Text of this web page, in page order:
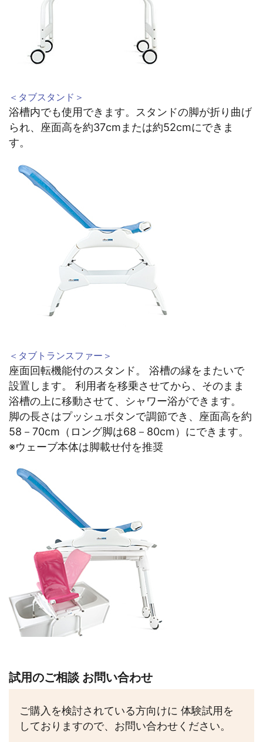
＜タブスタンド＞
浴槽内でも使用できます。スタンドの脚が折り曲げ
られ、座面高を約37cmまたは約52cmにできま
す。
＜タブトランスファー＞
座面回転機能付のスタンド。 浴槽の縁をまたいで
設置します。 利用者を移乗させてから、そのまま
浴槽の上に移動させて、シャワー浴ができます。
脚の長さはプッシュボタンで調節でき、座面高を約
58－70cm（ロング脚は68－80cm）にできます。
※ウェーブ本体は脚載せ付を推奨
試用のご相談 お問い合わせ
ご購入を検討されている方向けに 体験試用を
しておりますので、お問い合わせください。